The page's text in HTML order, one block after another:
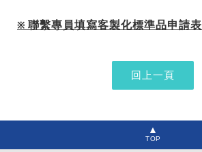
※ 聯繫專員填寫客製化標準品申請表
TOP